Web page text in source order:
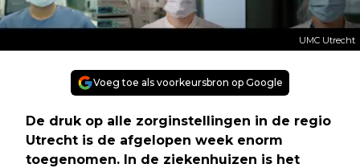
UMC Utrecht
Voeg toe als voorkeursbron op Google
De druk op alle zorginstellingen in de regio
Utrecht is de afgelopen week enorm
toegenomen. In de ziekenhuizen is het